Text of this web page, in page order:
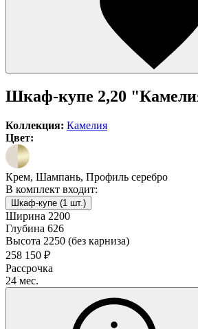
Шкаф-купе 2,20
Коллекция: Камелия
Цвет:
Крем, Шампань, Профиль серебро
В комплект входит:
Шкаф-купе (1 шт.)
Ширина 2200
Глубина 626
Высота 2250 (без карниза)
258 150 ₽
Рассрочка
24 мес.